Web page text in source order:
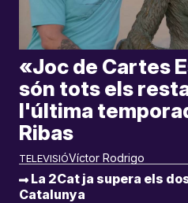
TELEVISIÓ
«Joc de Cartes
són tots els
l'última
Ribas
Víctor Rodrigo
La 2Cat ja supera els
Catalunya